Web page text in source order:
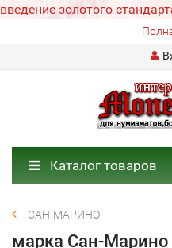
введение золотого
Каталог товаров
САН-МАРИНО
марка Сан-Марино